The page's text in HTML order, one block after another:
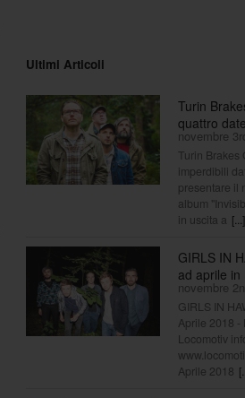
Ultimi Articoli
Turin
quattro
novembre
Turin Brakes
imperdibili
presentare il
album
in uscita a [...]
GIRLS IN
ad aprile in
novembre
GIRLS IN
Aprile 2018 -
Locomotiv
Aprile 2018